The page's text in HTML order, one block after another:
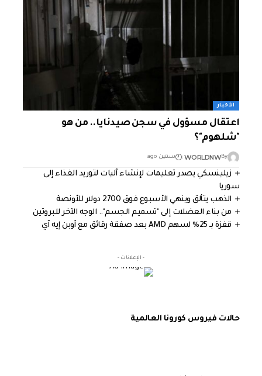
الأخبار
اعتقال مسؤول في سجن صيدنايا.. من هو
"شلهوم"؟
By
WORLDNW سنتين ago
زيلينسكي يصدر تعليمات لإنشاء آليات لتوريد الغذاء إلى
سوريا
الذهب يتألق وينهي الأسبوع فوق 2700 دولار للأونصة
من بناء العضلات إلى "تسميم الجسم".. الوجه الآخر للبروتين
قفزة بـ 25% لسهم AMD بعد صفقة رقائق مع أوبن إيه آي
- الإعلانات -
حالات فيروس كورونا العالمية